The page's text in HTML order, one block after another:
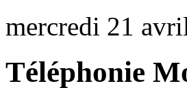
mercredi 21
Téléphonie